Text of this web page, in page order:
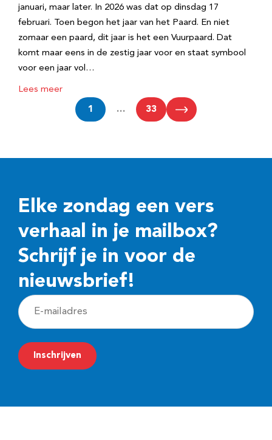
januari, maar later. In 2026 was dat op dinsdag 17
februari. Toen begon het jaar van het Paard. En niet
zomaar een paard, dit jaar is het een Vuurpaard. Dat
komt maar eens in de zestig jaar voor en staat symbool
voor een jaar vol…
Lees meer
1 … 33
Elke zondag een vers
verhaal in je mailbox?
Schrijf je in voor de
nieuwsbrief!
E
-
m
a
Inschrijven